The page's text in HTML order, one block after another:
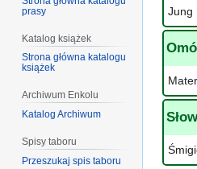
Jung
prasy
Katalog książek
Strona główna katalogu
książek
Archiwum Enkolu
Katalog Archiwum
Spisy taboru
Przeszukaj spis taboru